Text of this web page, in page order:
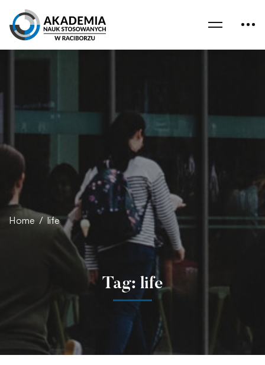
Home life
Tag: life